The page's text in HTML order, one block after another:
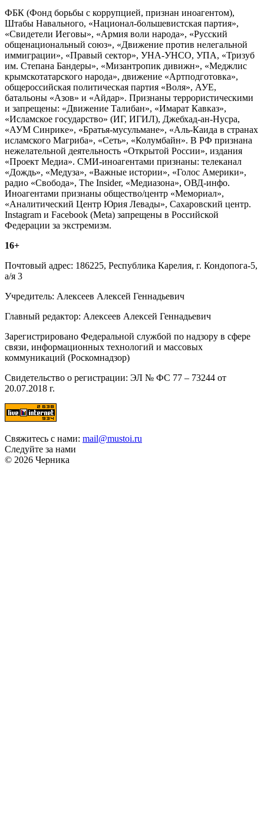
ФБК (Фонд борьбы с коррупцией, признан иноагентом),
Штабы Навального, «Национал-большевистская партия»,
«Свидетели Иеговы», «Армия воли народа», «Русский
общенациональный союз», «Движение против нелегальной
иммиграции», «Правый сектор», УНА-УНСО, УПА, «Тризуб
им. Степана Бандеры», «Мизантропик дивижн», «Меджлис
крымскотатарского народа», движение «Артподготовка»,
общероссийская политическая партия «Воля», АУЕ,
батальоны «Азов» и «Айдар». Признаны террористическими
и запрещены: «Движение Талибан», «Имарат Кавказ»,
«Исламское государство» (ИГ, ИГИЛ), Джебхад-ан-Нусра,
«АУМ Синрике», «Братья-мусульмане», «Аль-Каида в странах
исламского Магриба», «Сеть», «Колумбайн». В РФ признана
нежелательной деятельность «Открытой России», издания
«Проект Медиа». СМИ-иноагентами признаны: телеканал
«Дождь», «Медуза», «Важные истории», «Голос Америки»,
радио «Свобода», The Insider, «Медиазона», ОВД-инфо.
Иноагентами признаны общество/центр «Мемориал»,
«Аналитический Центр Юрия Левады», Сахаровский центр.
Instagram и Facebook (Metа) запрещены в Российской
Федерации за экстремизм.
16+
Почтовый адрес: 186225, Республика Карелия, г. Кондопога-5,
а/я 3
Учредитель: Алексеев Алексей Геннадьевич
Главный редактор: Алексеев Алексей Геннадьевич
Зарегистрировано Федеральной службой по надзору в сфере
связи, информационных технологий и массовых
коммуникаций (Роскомнадзор)
Свидетельство о регистрации: ЭЛ № ФС 77 – 73244 от
20.07.2018 г.
Свяжитесь с нами: mail@mustoi.ru
Следуйте за нами
© 2026 Черника